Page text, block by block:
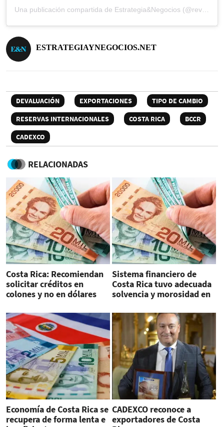
ESTRATEGIAYNEGOCIOS.NET
DEVALUACIÓN EXPORTACIONES
TIPO DE CAMBIO
RESERVAS INTERNACIONALES
COSTA RICA
BCCR
CADEXCO
RELACIONADAS
Costa Rica: Recomiendan
solicitar créditos en
colones y no en dólares
Sistema financiero de
Costa Rica tuvo adecuada
solvencia y morosidad en
Economía de Costa Rica se
recupera de forma lenta e
CADEXCO reconoce a
exportadores de Costa